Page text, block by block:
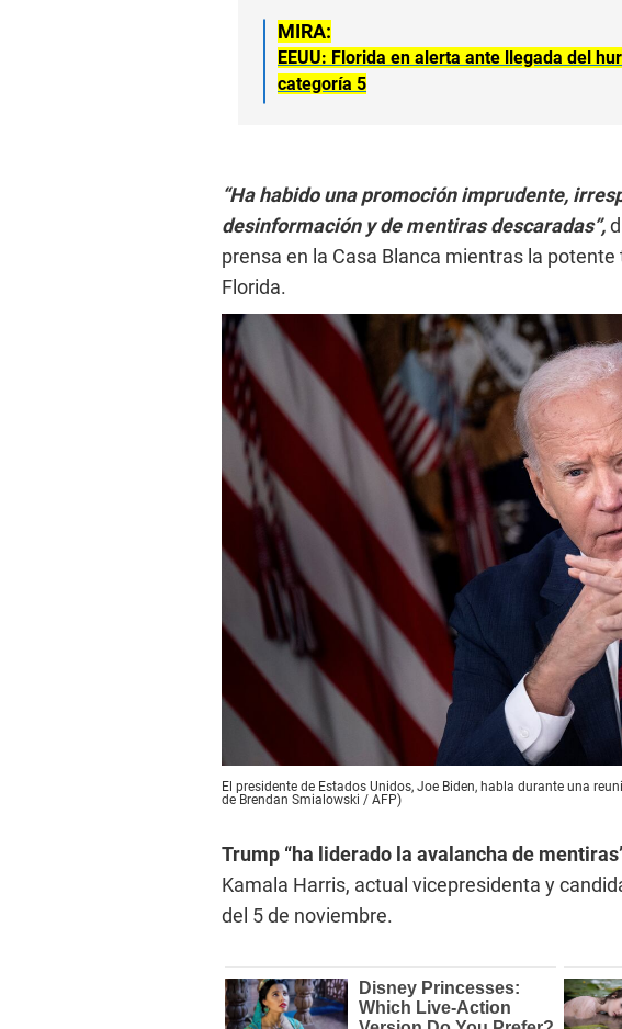
MIRA:
EEUU: Florida en alerta ante llegada del
categoría 5
“Ha habido una promoción imprudente,
desinformación y de mentiras descaradas”,
prensa en la Casa Blanca mientras la
Florida.
El presidente de Estados Unidos, Joe Biden, habla durante una
de Brendan Smialowski / AFP)
Trump “ha liderado la avalancha de
Kamala Harris, actual vicepresidenta y
del 5 de noviembre.